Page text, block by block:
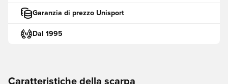
Garanzia di prezzo Unisport
Dal 1995
Caratteristiche della scarpa